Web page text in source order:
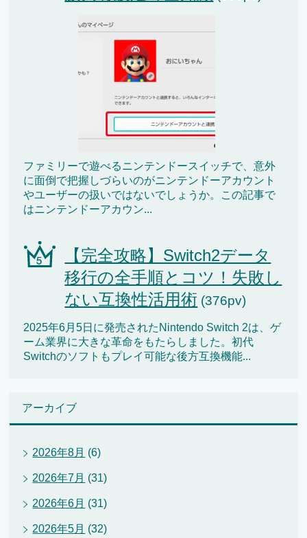
ファミリーで遊べるニンテンドースイッチで、意外
に面倒で把握しづらいのがニンテンドーアカウント
やユーザーの扱いではないでしょうか。この記事で
はニンテンドーアカウン...
【完全攻略】Switch2データ
移行の全手順とコツ！失敗し
ない互換性活用術 (376pv)
2025年6月5日に発売されたNintendo Switch 2は、ゲ
ーム業界に大きな革命をもたらしました。初代
Switchのソフトもプレイ可能な後方互換機能...
アーカイブ
2026年8月 (6)
2026年7月 (31)
2026年6月 (31)
2026年5月 (32)